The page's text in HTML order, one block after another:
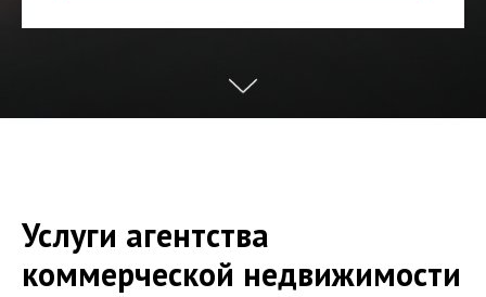
Услуги агентства
коммерческой недвижимости